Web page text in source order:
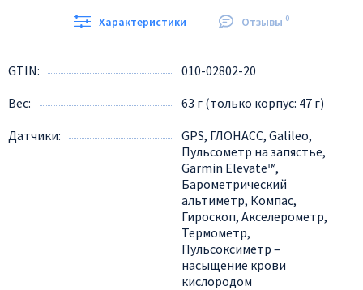
Характеристики Отзывы 0
GTIN
010-02802-20
Вес
63 г (только корпус: 47 г)
Датчики
GPS, ГЛОНАСС, Galileo,
Пульсометр на запястье,
Garmin Elevate™,
Барометрический
альтиметр, Компас,
Гироскоп, Акселерометр,
Термометр,
Пульсоксиметр –
насыщение крови
кислородом